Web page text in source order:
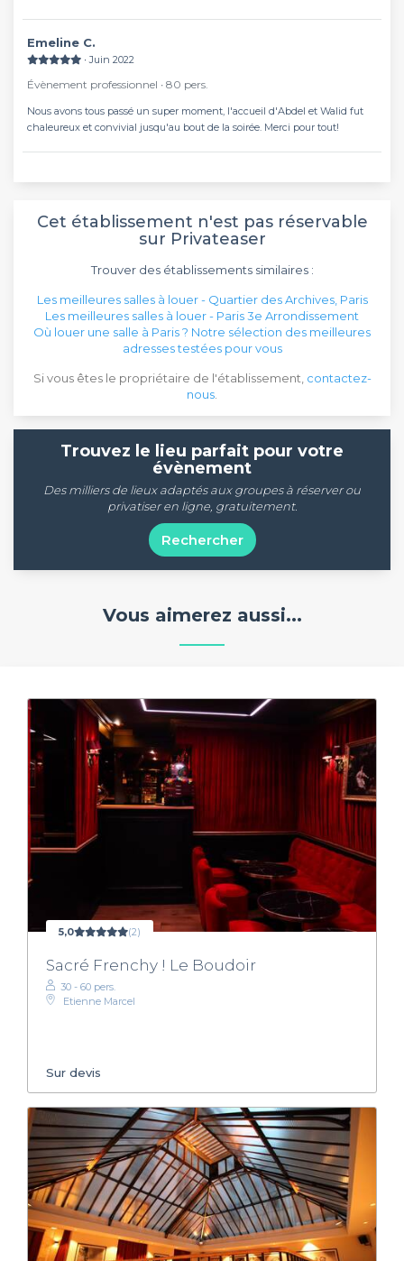
Emeline C.
∙ Juin 2022
Évènement professionnel ∙ 80 pers.
Nous avons tous passé un super moment, l'accueil d'Abdel et Walid fut
chaleureux et convivial jusqu'au bout de la soirée. Merci pour tout!
Cet établissement n'est pas réservable
sur Privateaser
Trouver des établissements similaires :
Les meilleures salles à louer - Quartier des Archives, Paris
Les meilleures salles à louer - Paris 3e Arrondissement
Où louer une salle à Paris ? Notre sélection des meilleures
adresses testées pour vous
Si vous êtes le propriétaire de l'établissement, contactez-
nous
Trouvez le lieu parfait pour votre
évènement
Des milliers de lieux adaptés aux groupes à réserver ou
privatiser en ligne, gratuitement.
Rechercher
Vous aimerez aussi...
5,0 (2)
Sacré Frenchy ! Le Boudoir
30 - 60 pers.
Etienne Marcel
Sur devis